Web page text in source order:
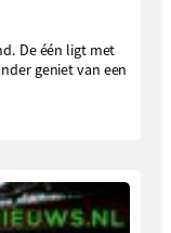
De één ligt met
geniet van een